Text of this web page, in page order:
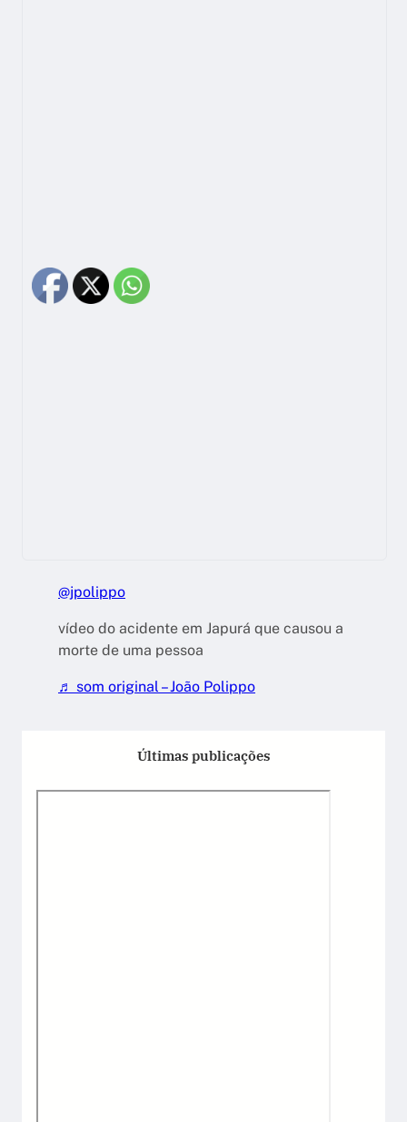
@jpolippo
vídeo do acidente em Japurá que causou a
morte de uma pessoa
♬ som original – João Polippo
Últimas publicações